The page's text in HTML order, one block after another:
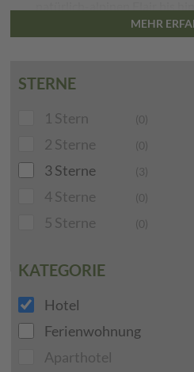
Küchenglücksmomenten.Schau
MEHR
STERNE
1 Stern (0)
2 Sterne (0)
3 Sterne (3)
4 Sterne (0)
5 Sterne (0)
KATEGORIE
Hotel
Ferienwohnung
Aparthotel